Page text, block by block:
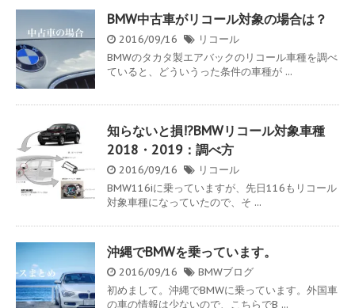
BMW中古車がリコール対象の場合は？
2016/09/16
リコール
BMWのタカタ製エアバックのリコール車種を調べ
ていると、どういうった条件の車種が ...
知らないと損!?BMWリコール対象車種
2018・2019：調べ方
2016/09/16
リコール
BMW116iに乗っていますが、先日116もリコール
対象車種になっていたので、そ ...
沖縄でBMWを乗っています。
2016/09/16
BMWブログ
初めまして。沖縄でBMWに乗っています。外国車
の車の情報は少ないので、こちらでB ...